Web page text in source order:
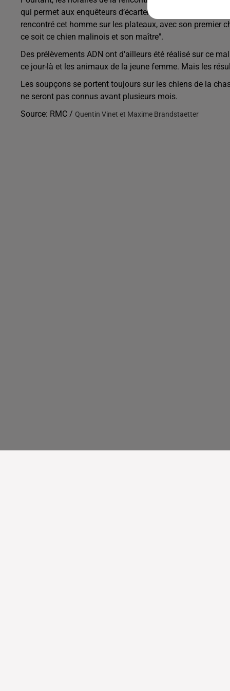
qui permet aux enquêteurs d’écarter cette piste, selon
rencontré cet homme sur les plateaux, avec son premier
ce soit ce chien malinois et son maître".
Des prélèvements ADN ont d'ailleurs été réalisé sur ce
ce jour-là et les animaux de la jeune femme. Mais les
Les soupçons se portent toujours sur les chiens de la
ne seront pas connus avant plusieurs mois.
Source: RMC / Quentin Vinet et Maxime Brandstaetter